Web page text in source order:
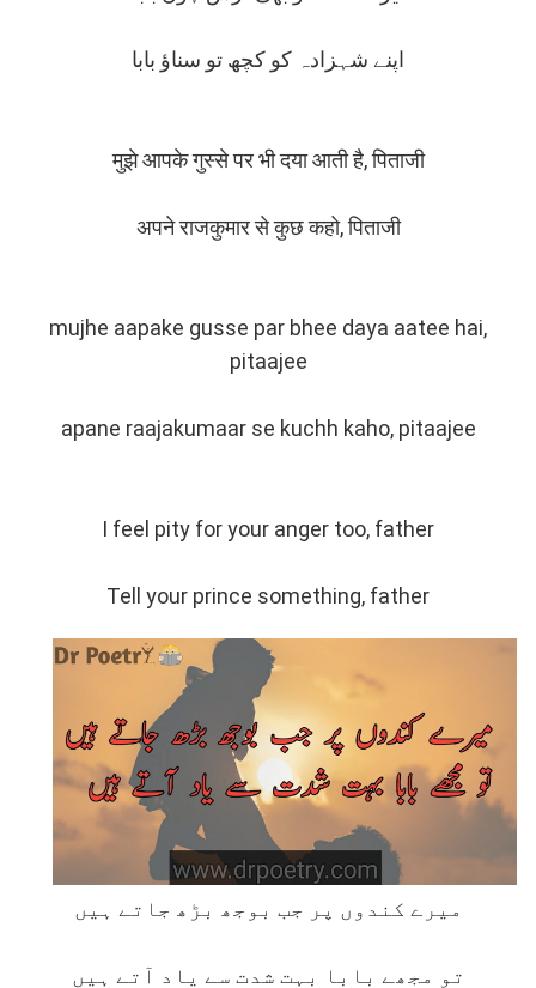
اپنے شہزادہ کو کچھ تو سناؤ بابا
मुझे आपके गुस्से पर भी दया आती है, पिताजी
अपने राजकुमार से कुछ कहो, पिताजी
mujhe aapake gusse par bhee daya aatee hai,
pitaajee
apane raajakumaar se kuchh kaho, pitaajee
I feel pity for your anger too, father
Tell your prince something, father
میرے کندوں پر جب بوجھ بڑھ جاتے ہیں
تو مجھے بابا بہت شدت سے یاد آتے ہیں